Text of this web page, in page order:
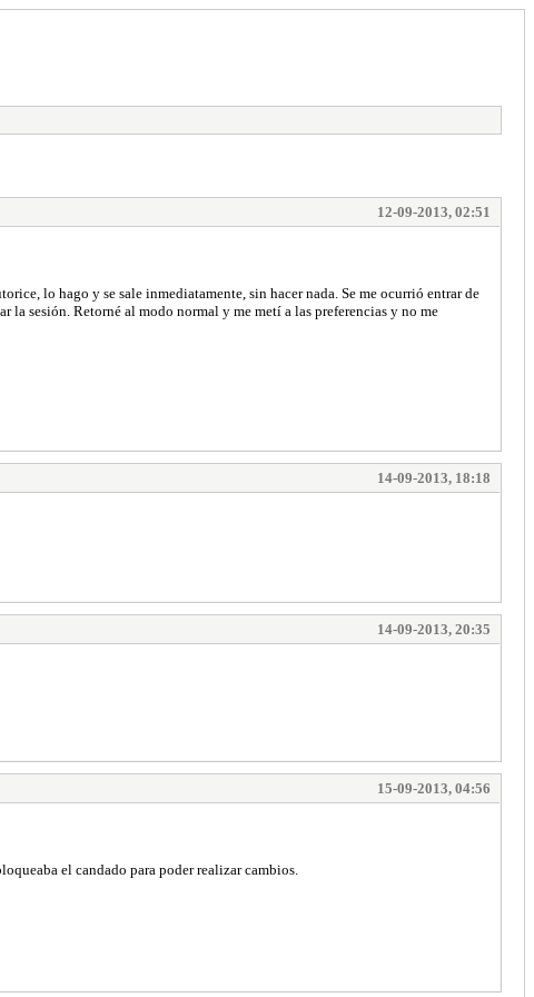
12-09-2013, 02:51
lo hago y se sale inmediatamente, sin hacer nada. Se me ocurrió entrar de
la sesión. Retorné al modo normal y me metí a las preferencias y no me
14-09-2013, 18:18
14-09-2013, 20:35
15-09-2013, 04:56
el candado para poder realizar cambios.